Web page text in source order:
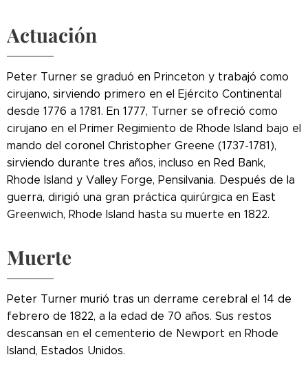
Actuación
Peter Turner se graduó en Princeton y trabajó como
cirujano, sirviendo primero en el Ejército Continental
desde 1776 a 1781. En 1777, Turner se ofreció como
cirujano en el Primer Regimiento de Rhode Island bajo el
mando del coronel Christopher Greene (1737-1781),
sirviendo durante tres años, incluso en Red Bank,
Rhode Island y Valley Forge, Pensilvania. Después de la
guerra, dirigió una gran práctica quirúrgica en East
Greenwich, Rhode Island hasta su muerte en 1822.
Muerte
Peter Turner murió tras un derrame cerebral el 14 de
febrero de 1822, a la edad de 70 años. Sus restos
descansan en el cementerio de Newport en Rhode
Island, Estados Unidos.